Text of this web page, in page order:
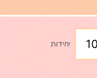
יחידות